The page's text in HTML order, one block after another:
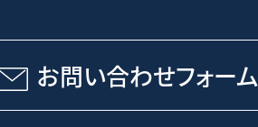
お問い合わせフォーム